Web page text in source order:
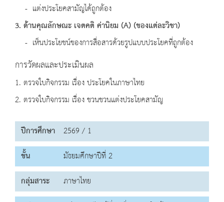
- แต่งประโยคสามัญได้ถูกต้อง
3. ด้านคุณลักษณะ เจตคติ ค่านิยม (A) (ของแต่ละวิชา)
- เห็นประโยชน์ของการสื่อสารด้วยรูปแบบประโยคที่ถูกต้อง
การวัดผลและประเมินผล
1. ตรวจใบกิจกรรม เรื่อง ประโยคในภาษาไทย
2. ตรวจใบกิจกรรม เรื่อง ชวนชวนแต่งประโยคสามัญ
ปีการศึกษา 2569 / 1
ชั้น
มัธยมศึกษาปีที่ 2
กลุ่มสาระ
ภาษาไทย